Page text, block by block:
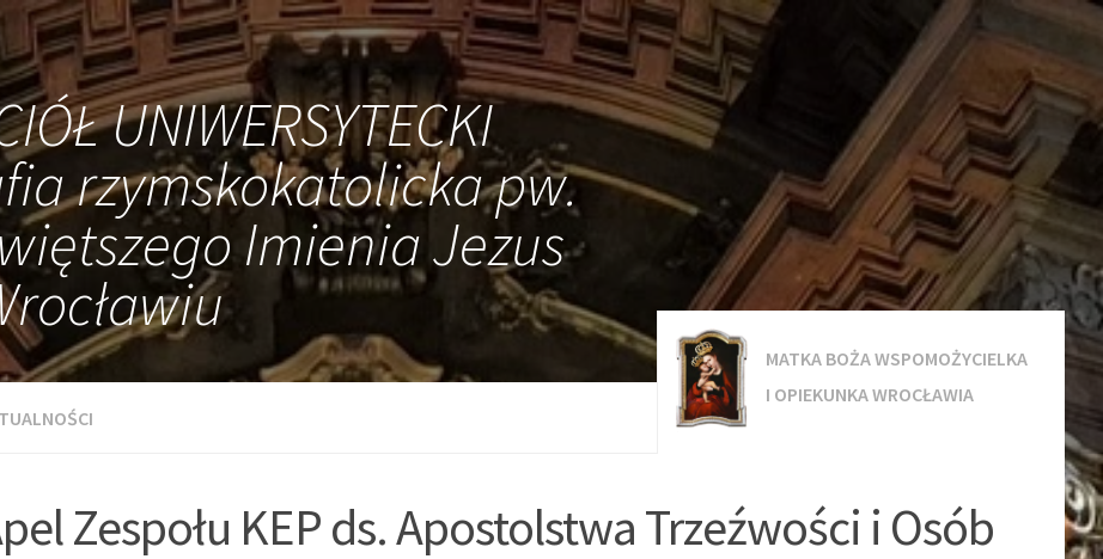
UNIWERSYTECKI
rzymskokatolicka pw.
Imienia Jezus
MATKA BOŻA WSPOMOŻYCIELKA
I OPIEKUNKA WROCŁAWIA
Zespołu KEP ds. Apostolstwa Trzeźwości i Osób